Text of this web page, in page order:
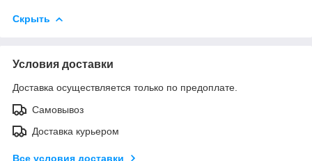
Скрыть
Условия доставки
Доставка осуществляется только по предоплате.
Самовывоз
Доставка курьером
Все условия доставки